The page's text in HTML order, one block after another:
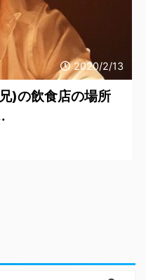
2020/2/13
)の飲食店の場所